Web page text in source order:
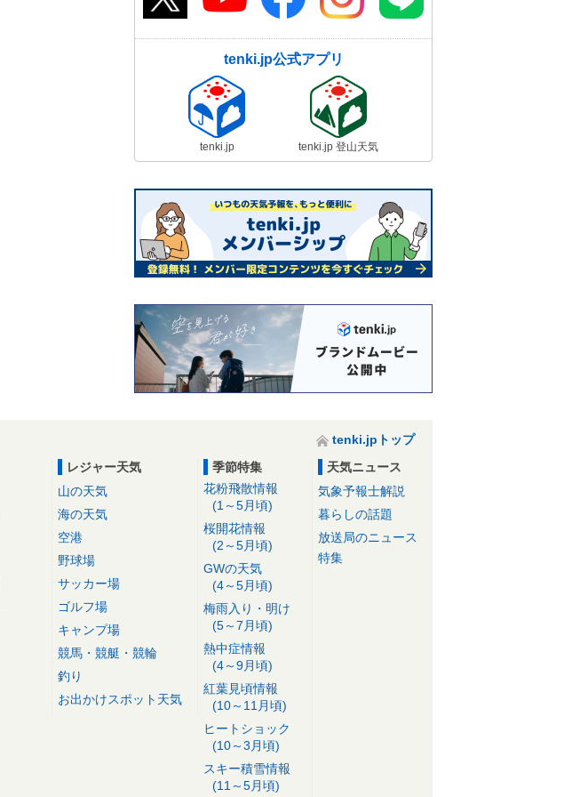
tenki.jp公式アプリ
tenki.jp tenki.jp 登山天気
tenki.jpトップ
レジャー天気
山の天気
海の天気
空港
野球場
サッカー場
ゴルフ場
キャンプ場
競馬・競艇・競輪
釣り
お出かけスポット天気
季節特集
花粉飛散情報
(1～5月頃)
桜開花情報
(2～5月頃)
GWの天気
(4～5月頃)
梅雨入り・明け
(5～7月頃)
熱中症情報
(4～9月頃)
紅葉見頃情報
(10～11月頃)
ヒートショック
(10～3月頃)
スキー積雪情報
(11～5月頃)
天気ニュース
気象予報士解説
暮らしの話題
放送局のニュース
特集